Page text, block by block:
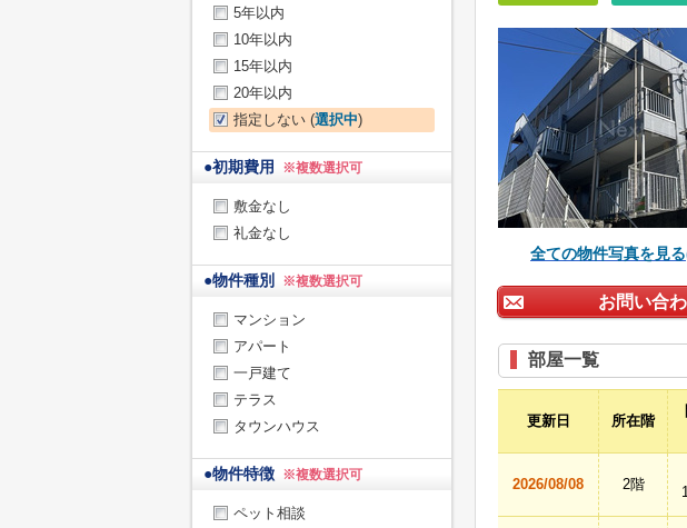
全ての物件写真を見
お問い合
部屋一覧
更新日 所在階
2026/08/08 2階
5年以内
10年以内
15年以内
20年以内
指定しない (選択中)
●初期費用 ※複数選択可
敷金なし
礼金なし
●物件種別 ※複数選択可
マンション
アパート
一戸建て
テラス
タウンハウス
●物件特徴 ※複数選択可
ペット相談